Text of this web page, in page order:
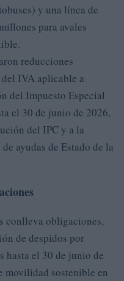
y una línea de
para avales
reducciones
IVA aplicable a
del Impuesto Especial
el 30 de junio de 2026,
del IPC y a la
ayudas de Estado de la
conlleva obligaciones,
de despidos por
hasta el 30 de junio de
movilidad sostenible en